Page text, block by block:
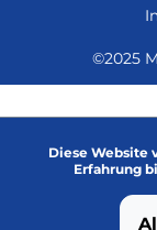
©2025
Diese Website
Erfahrung